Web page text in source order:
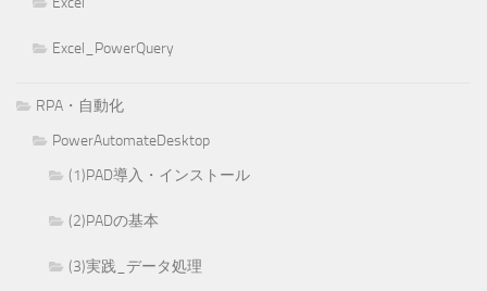
Excel_PowerQuery
RPA・自動化
PowerAutomateDesktop
(1)PAD導入・インストール
(2)PADの基本
(3)実践_データ処理